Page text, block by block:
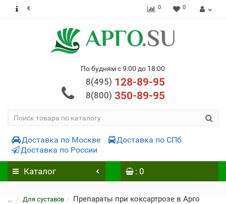
0 0
По будням с 9:00 до 18:00
8(495) 128-89-95
8(800) 350-89-95
Доставка по Москве
Доставка по СПб
Доставка по России
Каталог : 0
... Для суставов Препараты при коксартрозе в Арго